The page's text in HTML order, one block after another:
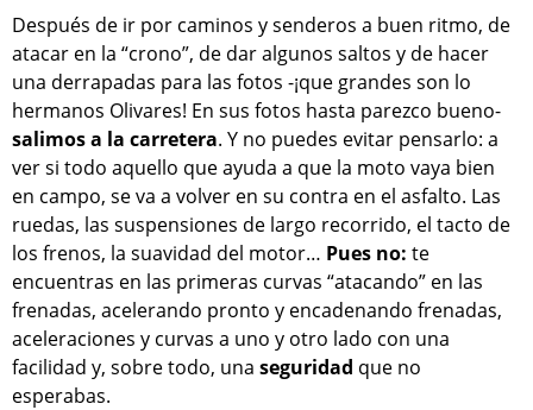
Después de ir por caminos y senderos a buen ritmo, de
atacar en la “crono”, de dar algunos saltos y de hacer
una derrapadas para las fotos -¡que grandes son lo
hermanos Olivares! En sus fotos hasta parezco bueno-
salimos a la carretera. Y no puedes evitar pensarlo: a
ver si todo aquello que ayuda a que la moto vaya bien
en campo, se va a volver en su contra en el asfalto. Las
ruedas, las suspensiones de largo recorrido, el tacto de
los frenos, la suavidad del motor… Pues no: te
encuentras en las primeras curvas “atacando” en las
frenadas, acelerando pronto y encadenando frenadas,
aceleraciones y curvas a uno y otro lado con una
facilidad y, sobre todo, una seguridad que no
esperabas.